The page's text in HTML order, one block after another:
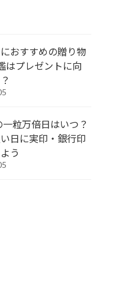
おすすめの贈り物
はプレゼントに向
粒万倍日はいつ？
日に実印・銀行印
う